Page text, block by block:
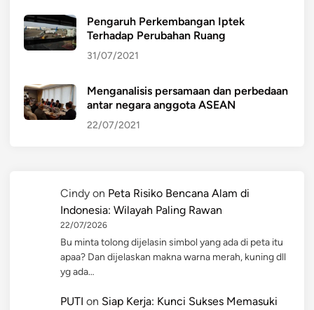
Pengaruh Perkembangan Iptek
Terhadap Perubahan Ruang
31/07/2021
Menganalisis persamaan dan perbedaan
antar negara anggota ASEAN
22/07/2021
Cindy on Peta Risiko Bencana Alam di
Indonesia: Wilayah Paling Rawan
22/07/2026
Bu minta tolong dijelasin simbol yang ada di peta itu
apaa? Dan dijelaskan makna warna merah, kuning dll
yg ada…
PUTI on Siap Kerja: Kunci Sukses Memasuki